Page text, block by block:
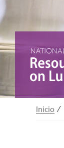
Inicio